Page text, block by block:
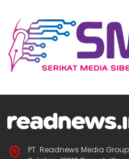
PT. Readnews Media